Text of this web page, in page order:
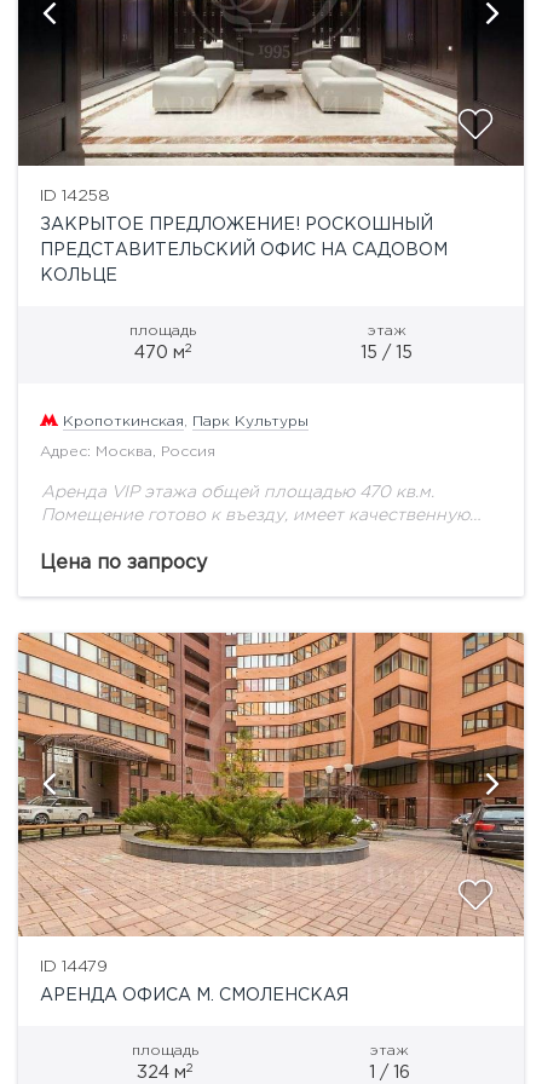
ID 14258
ЗАКРЫТОЕ ПРЕДЛОЖЕНИЕ! РОСКОШНЫЙ
ПРЕДСТАВИТЕЛЬСКИЙ ОФИС НА САДОВОМ
КОЛЬЦЕ
площадь
470 м2
этаж
15 / 15
Кропоткинская Парк Культуры
Адрес: Москва, Россия
Аренда VIP этажа общей площадью 470 кв.м.
Помещение готово к въезду, имеет качественную
вытяжная система вентиляции, центральное
Цена по запросу
ID 14479
АРЕНДА ОФИСА М. СМОЛЕНСКАЯ
площадь
324 м2
этаж
1 / 16